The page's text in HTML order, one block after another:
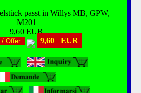
passt in Willys MB, GPW,
M201
9,60 EUR
/ Offer 9,60 EUR